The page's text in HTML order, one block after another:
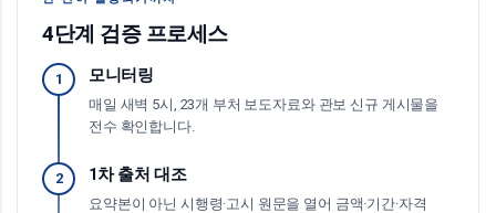
4단계 검증 프로세스
1 모니터링
매일 새벽 5시, 23개 부처 보도자료와 관보 신규 게시물을
전수 확인합니다.
2 1차 출처 대조
요약본이 아닌 시행령·고시 원문을 열어 금액·기간·자격